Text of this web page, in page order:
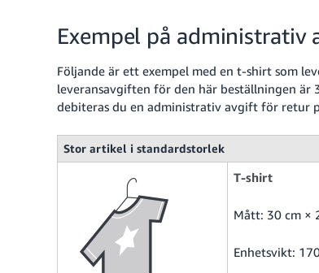
Exempel på
Följande är ett exempel med en t-shirt som
leveransavgiften för den här beställningen är
debiteras du en administrativ avgift för retur
Stor artikel i standardstorlek
T-shirt
Mått: 30 cm ×
Enhetsvikt: